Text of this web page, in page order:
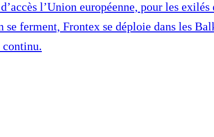
l’Union européenne, pour les
ferment, Frontex se déploie dans les
continu.